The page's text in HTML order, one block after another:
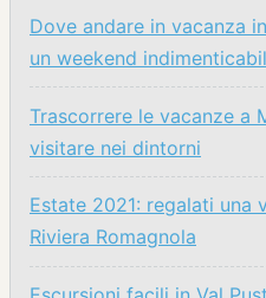
Dove andare in vacanza
un weekend
Trascorrere le vacanze a
visitare nei dintorni
Estate 2021: regalati una
Riviera Romagnola